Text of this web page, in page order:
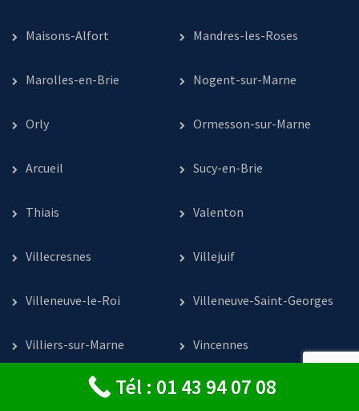
Maisons-Alfort Mandres-les-Roses
Marolles-en-Brie Nogent-sur-Marne
Orly Ormesson-sur-Marne
Arcueil Sucy-en-Brie
Thiais Valenton
Villecresnes Villejuif
Villeneuve-le-Roi Villeneuve-Saint-Georges
Villiers-sur-Marne Vincennes
Vitry-sur-Seine Tél : 01 43 94 07 08